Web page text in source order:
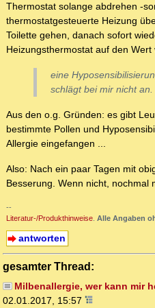
Thermostat solange abdrehen -
thermostatgesteuerte Heizung
Toilette gehen, danach sofort
Heizungsthermostat auf den Wert
eine
schlägt bei mir nicht an.
Aus den o.g. Gründen: es gibt
bestimmte Pollen und
Allergie eingefangen ...
Also: Nach ein paar Tagen mit
Besserung. Wenn nicht, nochmal
--
Literatur-/Produkthinweise. Alle Angaben
antworten
gesamter Thread:
Milbenallergie, wer kann mir
02.01.2017, 15:57